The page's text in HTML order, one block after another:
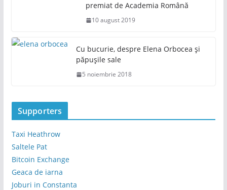
premiat de Academia Română
10 august 2019
Cu bucurie, despre Elena Orbocea și
păpușile sale
5 noiembrie 2018
Supporters
Taxi Heathrow
Saltele Pat
Bitcoin Exchange
Geaca de iarna
Joburi in Constanta